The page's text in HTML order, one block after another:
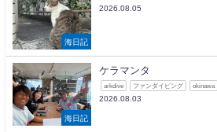
海日記
2026.08.05
海日記
ケラマンタ
arkdive ファンダイビング okinawa
2026.08.03